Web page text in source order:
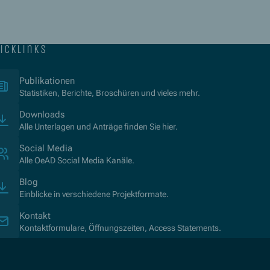
Publikationen(Öffnet in neuem Fenster)
Statistiken, Berichte, Broschüren und vieles mehr.
Downloads
Alle Unterlagen und Anträge finden Sie hier.
Social Media
Alle OeAD Social Media Kanäle.
Blog
Einblicke in verschiedene Projektformate.
Kontakt
Kontaktformulare, Öffnungszeiten, Access Statements.